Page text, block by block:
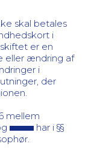
skal betales
i
er en
eller ændring af
i
der
mellem
har i §§